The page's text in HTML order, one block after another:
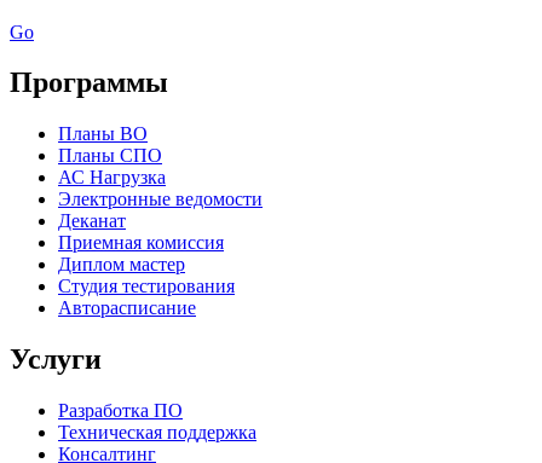
Go
Программы
Планы ВО
Планы СПО
АС Нагрузка
Электронные ведомости
Деканат
Приемная комиссия
Диплом мастер
Студия тестирования
Авторасписание
Услуги
Разработка ПО
Техническая поддержка
Консалтинг